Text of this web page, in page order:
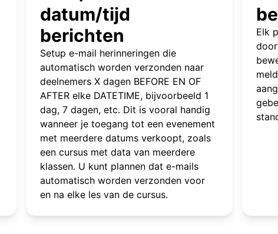
datum/tijd
berichten
Setup e-mail herinneringen die
automatisch worden verzonden naar
deelnemers X dagen BEFORE EN OF
AFTER elke DATETIME, bijvoorbeeld 1
dag, 7 dagen, etc. Dit is vooral handig
wanneer je toegang tot een evenement
met meerdere datums verkoopt, zoals
een cursus met data van meerdere
klassen. U kunt plannen dat e-mails
automatisch worden verzonden voor
en na elke les van de cursus.
Elk